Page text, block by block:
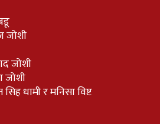
जोशी
जोशी
जोशी
धामी र मनिसा विष्ट